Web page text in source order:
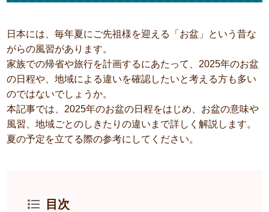
日本には、毎年夏にご先祖様を迎える「お盆」という昔な
がらの風習があります。
家族での帰省や旅行を計画するにあたって、2025年のお盆
の日程や、地域による違いを確認したいと考える方も多い
のではないでしょうか。
本記事では、2025年のお盆の日程をはじめ、お盆の意味や
風習、地域ごとのしきたりの違いまで詳しく解説します。
夏の予定を立てる際の参考にしてください。
目次